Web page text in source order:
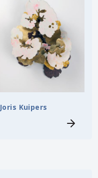
Joris Kuipers